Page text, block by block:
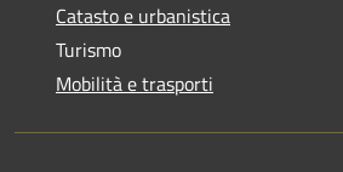
Catasto e urbanistica
Turismo
Mobilità e trasporti